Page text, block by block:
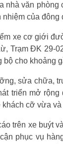
nhà văn
của đông
xe cơ giới
Trạm ĐK 29-
cho khoảng
sửa chữa,
triển mở
khách cỡ vừa
trên xe buýt
phục vụ